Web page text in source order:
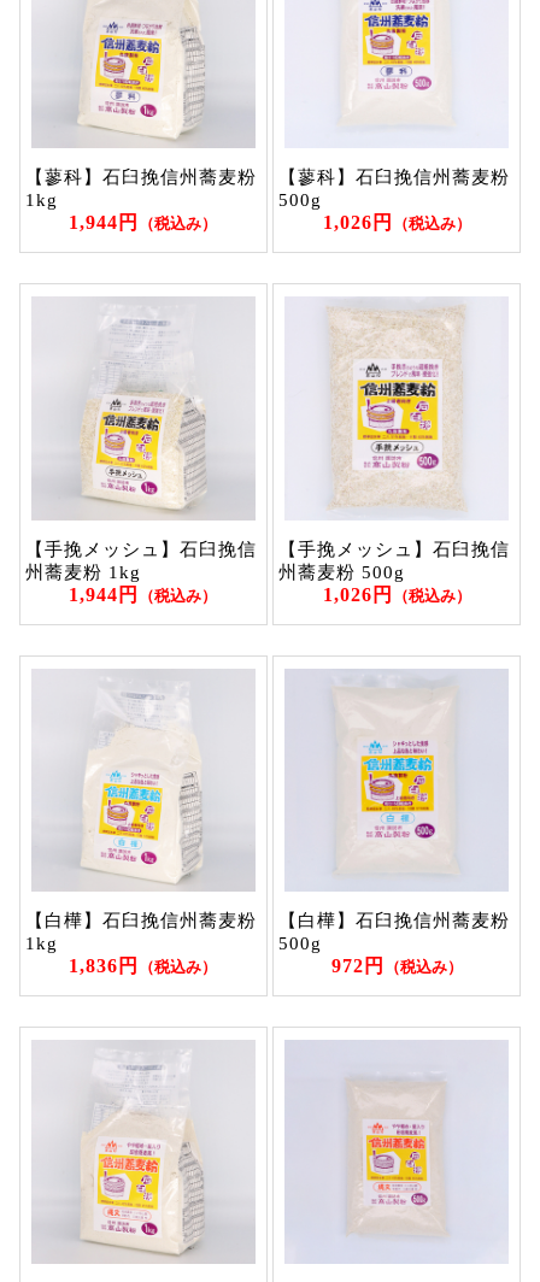
【蓼科】石臼挽信州蕎麦粉
1kg
1,944円 （税込み）
【蓼科】石臼挽信州蕎麦粉
500g
1,026円 （税込み）
【手挽メッシュ】石臼挽信
州蕎麦粉 1kg
1,944円 （税込み）
【手挽メッシュ】石臼挽信
州蕎麦粉 500g
1,026円 （税込み）
【白樺】石臼挽信州蕎麦粉
1kg
1,836円 （税込み）
【白樺】石臼挽信州蕎麦粉
500g
972円 （税込み）